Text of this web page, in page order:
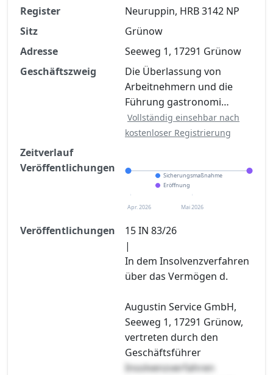
Finanzkennzahlen nach kostenloser
Registrierung verfügbar
Jetzt kostenlos registrieren
Register
Neuruppin, HRB 3142 NP
Sitz
Grünow
Adresse
Seeweg 1, 17291 Grünow
Geschäftszweig
Die Überlassung von
Arbeitnehmern und die
Führung gastronomi…
Vollständig einsehbar nach
kostenloser Registrierung
Zeitverlauf
Veröffentlichungen
Sicherungsmaßnahme
Eröffnung
Apr. 2026 Mai 2026
Veröffentlichungen
15 IN 83/26
|
In dem Insolvenzverfahren
über das Vermögen d.
Augustin Service GmbH,
Seeweg 1, 17291 Grünow,
vertreten durch den
Geschäftsführer
Insolvenzverfahren